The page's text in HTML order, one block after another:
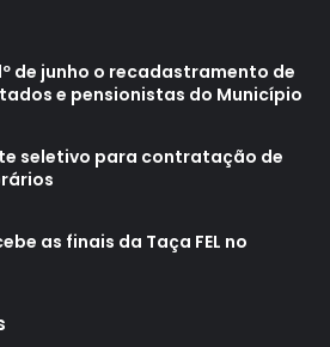
(Advogado e Professor) – A
dolo na Lei de improbidade
da Caapsml) – As regras
de Londrina versus
conflitos e ameaças (Tema
de junho o recadastramento de
e pensionistas do Município
seletivo para contratação de
as finais da Taça FEL no